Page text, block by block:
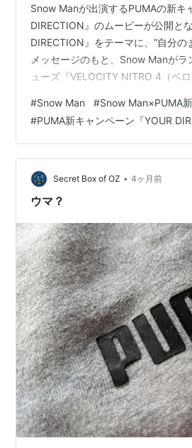
Snow Manが出演するPUMAの新キ
DIRECTION』のムービーが公開と
DIRECTION』をテーマに、“自分の
メッセージのもと、Snow Manがラ
ューズ『VELOCITY NITRO 4（ベ
場し、メンバーそれぞれの個性や動
しく前へ進む姿を描いたキャンペー
ーが、新商品取扱店舗および特設
そうです。キャンペーン開催に伴
るとSnow Manのステッ…
#Snow Man #Snow Man×PUMA
#PUMA新キャンペーン『YOUR
Secret Box of OZ • 4ヶ月前
ウマ？